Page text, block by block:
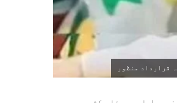
قرارداد منظور